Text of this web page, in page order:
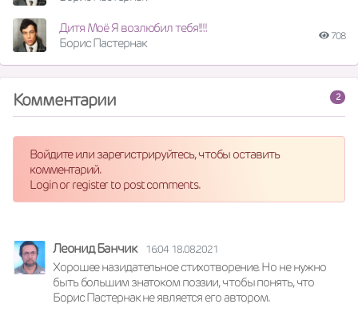
Дитя Моё Я возлюбил тебя!!!!
Борис Пастернак
708
2
Комментарии
Войдите или зарегистрируйтесь, чтобы оставить
комментарий.
Login or register to post comments.
Леонид Банчик 16:04 18.08.2021
Хорошее назидательное стихотворение. Но не нужно
быть большим знатоком поэзии, чтобы понять, что
Борис Пастернак не является его автором.